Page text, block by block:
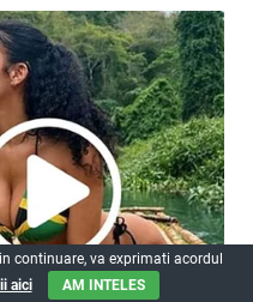
continuare, va exprimati acordul
aici AM INTELES